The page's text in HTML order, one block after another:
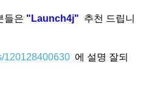
들은 " Launch4j" 추천 드립니
120128400630 에 설명 잘되